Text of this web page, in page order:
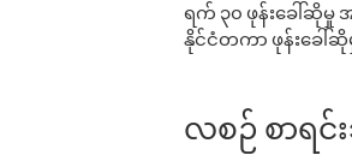
ရက် ၃၀ ဖုန်းခေါ်ဆို
နိုင်ငံတကာ ဖုန်းခေါ်
လစဉ် စာရင်